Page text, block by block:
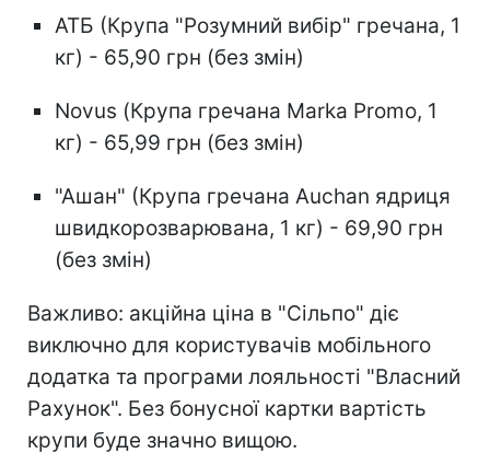
АТБ (Крупа "Розумний вибір" гречана, 1
кг) - 65,90 грн (без змін)
Novus (Крупа гречана Marka Promo, 1
кг) - 65,99 грн (без змін)
"Ашан" (Крупа гречана Auchan ядриця
швидкорозварювана, 1 кг) - 69,90 грн
(без змін)
Важливо: акційна ціна в "Сільпо" діє
виключно для користувачів мобільного
додатка та програми лояльності "Власний
Рахунок". Без бонусної картки вартість
крупи буде значно вищою.